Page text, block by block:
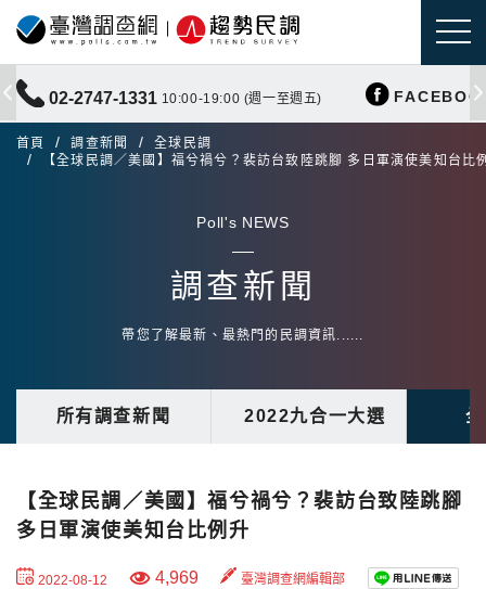
02-2747-1331 10:00-19:00 (週一至週五)
首頁 調查新聞
全球民調
【全球民調／美國】福兮禍兮？裴訪台致陸跳腳 多日軍演使美知台比
Poll's NEWS
調查新聞
帶您了解最新、最熱門的民調資訊......
所有調查新聞 2022九合一大選
【全球民調／美國】福兮禍兮？裴訪台致陸跳腳
多日軍演使美知台比例升
2022-08-12 4,969 臺灣調查網編輯部